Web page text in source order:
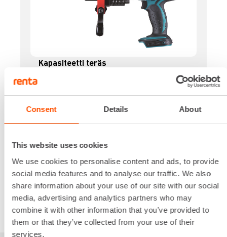
Consent Details About
This website uses cookies
We use cookies to personalise content and ads, to provide
social media features and to analyse our traffic. We also
share information about your use of our site with our social
media, advertising and analytics partners who may
combine it with other information that you’ve provided to
them or that they’ve collected from your use of their
services.
Kapasiteetti teräs
2-4 s
Paino
6,5 kg
Seuraavat pv
Kuukausi 512,66 €/ kk
Alv 0 %
VUOKRAA